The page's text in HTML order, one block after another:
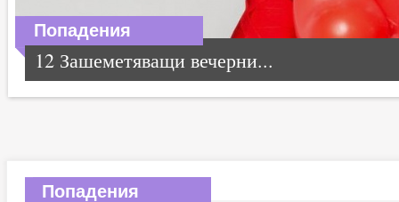
Попадения
12 Зашеметяващи вечерни...
Попадения